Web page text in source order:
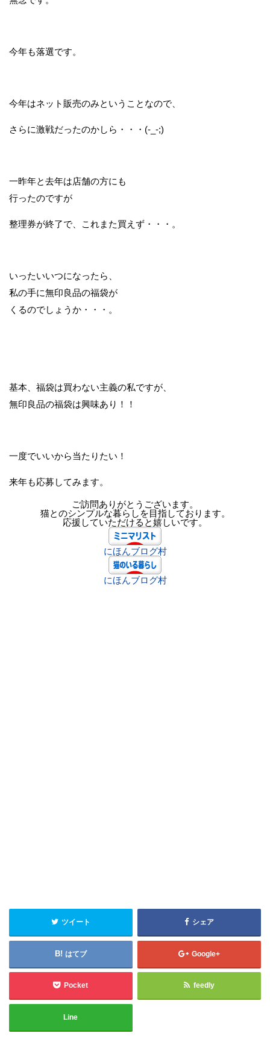
今年も落選です。
今年はネット販売のみということなので、
さらに激戦だったのかしら・・・(-_-;)
一昨年と去年は店舗の方にも
行ったのですが
整理券が終了で、これまた買えず・・・。
いったいいつになったら、
私の手に無印良品の福袋が
くるのでしょうか・・・。
基本、福袋は買わない主義の私ですが、
無印良品の福袋は興味あり！！
一度でいいから当たりたい！
来年も応募してみます。
ご訪問ありがとうございます。
猫とのシンプルな暮らしを目指しております。
応援していただけると嬉しいです。
にほんブログ村
にほんブログ村
ツイート シェア
はてブ Google+
Pocket feedly
Line